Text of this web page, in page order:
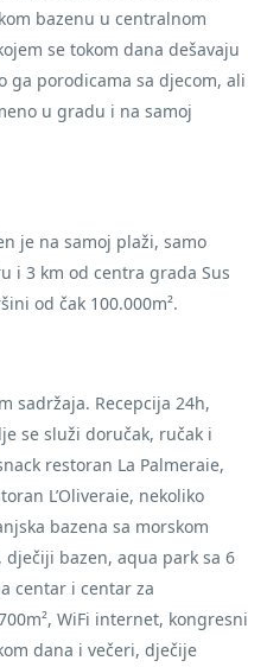
bazenu u centralnom
se tokom dana dešavaju
ga porodicama sa djecom, ali
u gradu i na samoj
je na samoj plaži, samo
i 3 km od centra grada Sus
od čak 100.000m².
sadržaja. Recepcija 24h,
se služi doručak, ručak i
restoran La Palmeraie,
L’Oliveraie, nekoliko
bazena sa morskom
dječiji bazen, aqua park sa 6
centar i centar za
WiFi internet, kongresni
dana i večeri, dječije